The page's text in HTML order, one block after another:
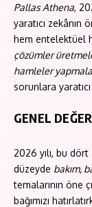
Pallas Athena,
yaratıcı zekânın
hem entelektüel
çözümler
hamleler
sorunlara
GENEL
2026 yılı, bu
düzeyde bakım,
temalarının öne
bağımızı